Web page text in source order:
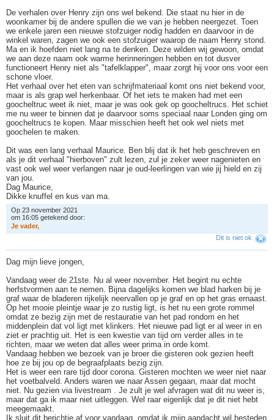
De verhalen over Henry zijn ons wel bekend. Die staat nu hier in de
woonkamer bij de andere spullen die we van je hebben neergezet. Toen
we enkele jaren een nieuwe stofzuiger nodig hadden en daarvoor in de
winkel waren, zagen we ook een stofzuiger waarop de naam Henry stond.
Ma en ik hoefden niet lang na te denken. Deze wilden wij gewoon, omdat
we aan deze naam ook warme herinneringen hebben en tot dusver
functioneert Henry niet als "tafelklapper", maar zorgt hij voor ons voor een
schone vloer.
Het verhaal over het eten van schrijfmateriaal komt ons niet bekend voor,
maar is als grap wel herkenbaar. Of het iets te maken had met een
goocheltruc weet ik niet, maar je was ook gek op goocheltrucs. Het schiet
me nu weer te binnen dat je daarvoor soms speciaal naar Londen ging om
goocheltrucs te kopen. Maar misschien heeft het ook wel niets met
goochelen te maken.
Dit was een lang verhaal Maurice. Ben blij dat ik het heb geschreven en
als je dit verhaal "hierboven" zult lezen, zul je zeker weer nagenieten en
vast ook wel weer verlangen naar je oud-leerlingen van wie jij hield en zij
van jou.
Dag Maurice,
Dikke knuffel en kus van ma.
Op 23 november 2021
om 16:05 getekend door:
Je vader,
Dit is niet ok
Dag mijn lieve jongen,
Vandaag weer de 21ste. Nu al weer november. Het begint nu echte
herfstvormen aan te nemen. Bijna dagelijks komen we blad harken bij je
graf waar de bladeren rijkelijk neervallen op je graf en op het gras ernaast.
Op het mooie pleintje waar je zo rustig ligt, is het nu een grote rommel
omdat ze bezig zijn met de restauratie van het pad rondom en het
middenplein dat vol ligt met klinkers. Het nieuwe pad ligt er al weer in en
ziet er prachtig uit. Het is een kwestie van tijd om verder alles in te
richten, maar we weten dat alles weer prima in orde komt.
Vandaag hebben we bezoek van je broer die gisteren ook gezien heeft
hoe ze bij jou op de begraafplaats bezig zijn.
Het is weer een rare tijd door corona. Gisteren mochten we weer niet naar
het voetbalveld. Anders waren we naar Assen gegaan, maar dat mocht
niet. Nu gezien via livestream . Je zult je wel afvragen wat dit nu weer is,
maar dat ga ik maar niet uitleggen. Wel raar eigenlijk dat je dit niet hebt
meegemaakt.
Ik sluit dit berichtje af voor vandaag, omdat ik mijn aandacht wil besteden